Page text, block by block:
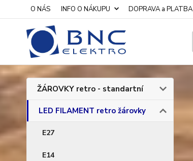
O NÁS INFO O NÁKUPU DOPRAVA a PLATBA
ŽÁROVKY retro - standartní
LED FILAMENT retro žárovky
E27
E14